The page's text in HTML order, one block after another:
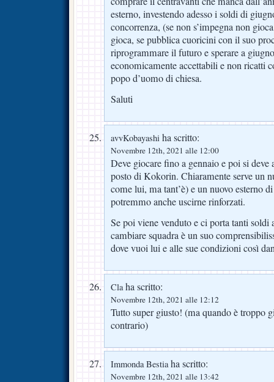
esterno, investendo adesso i soldi di
concorrenza, (se non s’impegna non
gioca, se pubblica cuoricini con il suo
riprogrammare il futuro e sperare a
economicamente accettabili e non ricatti
popo d’uomo di chiesa.
Saluti
avvKobayashi ha scritto:
Novembre 12th, 2021 alle 12:00
Deve giocare fino a gennaio e poi si deve
posto di Kokorin. Chiaramente serve un
come lui, ma tant’è) e un nuovo esterno
potremmo anche uscirne rinforzati.
Se poi viene venduto e ci porta tanti
cambiare squadra è un suo
dove vuoi lui e alle sue condizioni così
Claha scritto:
Novembre 12th, 2021 alle 12:12
Tutto super giusto! (ma quando è troppo
contrario)
Immonda Bestiaha scritto:
Novembre 12th, 2021 alle 13:42